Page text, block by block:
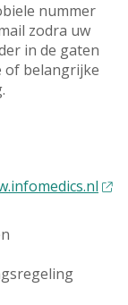
nummer
zodra uw
in de gaten
of belangrijke